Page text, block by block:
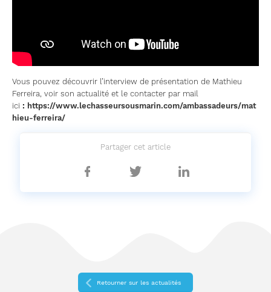
Vous pouvez découvrir l’interview de présentation de Mathieu
Ferreira, voir son actualité et le contacter par mail
ici : https://www.lechasseursousmarin.com/ambassadeurs/mat
hieu-ferreira/
Partager cet article
Partager
Partager
Partager
sur
Retourner sur les actualités